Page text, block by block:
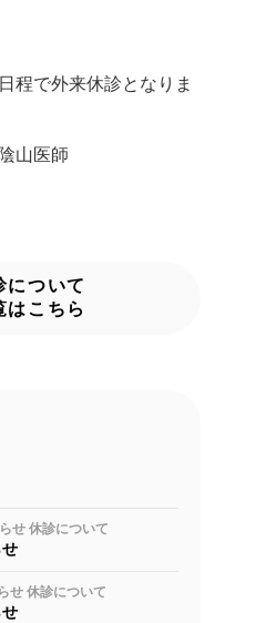
程で外来休診となりま
山医師
について
はこちら
せ 休診について
せ 休診について